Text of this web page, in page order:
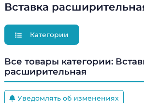
Вставка
Категории
Все товары категории:
расширительная
Уведомлять об изменениях